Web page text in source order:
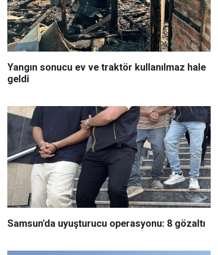
Yangın sonucu ev ve traktör kullanılmaz hale
geldi
Samsun'da uyuşturucu operasyonu: 8 gözaltı